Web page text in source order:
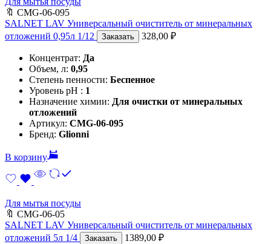
🔖 CMG-06-095
SALNET LAV Универсальный очиститель от минеральных
отложений 0,95л 1/12
Заказать 328,00 ₽
Концентрат: Да
Объем, л: 0,95
Степень пенности: Беспенное
Уровень pH : 1
Назначение химии: Для очистки от минеральных
отложений
Артикул: CMG-06-095
Бренд: Glionni
В корзину
Для мытья посуды
🔖 CMG-06-05
SALNET LAV Универсальный очиститель от минеральных
отложений 5л 1/4
Заказать 1389,00 ₽